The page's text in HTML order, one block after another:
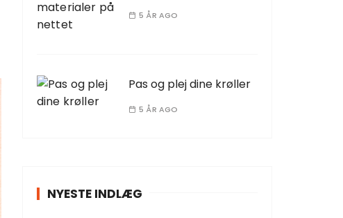
5 ÅR AGO
Pas og plej dine krøller
5 ÅR AGO
NYESTE INDLÆG